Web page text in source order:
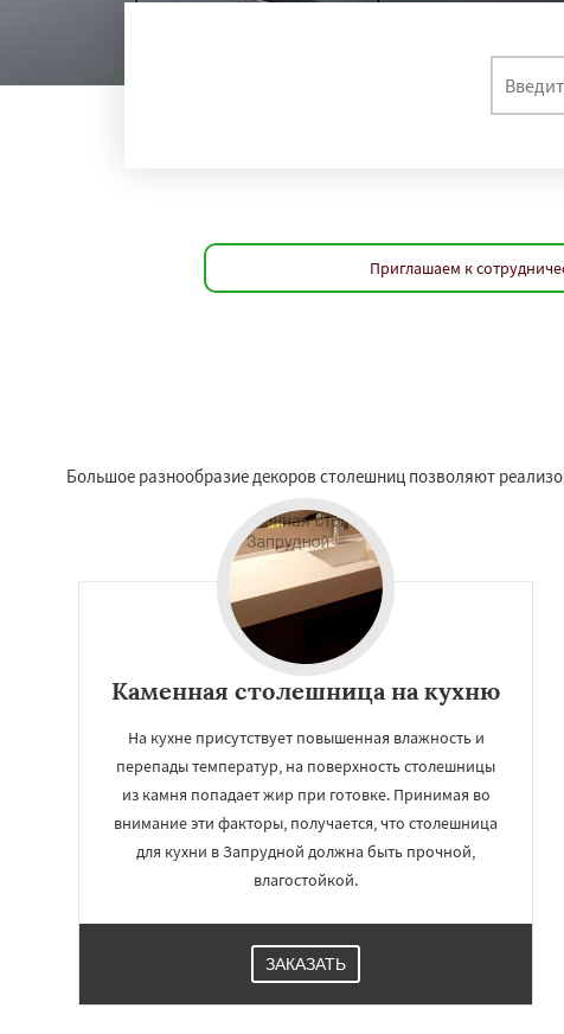
Приглашаем к
Большое разнообразие декоров столешниц позволяют
Каменная столешница на кухню
На кухне присутствует повышенная влажность и
перепады температур, на поверхность столешницы
из камня попадает жир при готовке. Принимая во
внимание эти факторы, получается, что столешница
для кухни в Запрудной должна быть прочной,
влагостойкой.
ЗАКАЗАТЬ